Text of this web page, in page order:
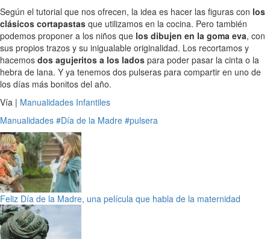
Según el tutorial que nos ofrecen, la idea es hacer las figuras con los
clásicos cortapastas que utilizamos en la cocina. Pero también
podemos proponer a los niños que los dibujen en la goma eva, con
sus propios trazos y su inigualable originalidad. Los recortamos y
hacemos dos agujeritos a los lados para poder pasar la cinta o la
hebra de lana. Y ya tenemos dos pulseras para compartir en uno de
los días más bonitos del año.
Vía | Manualidades Infantiles
Manualidades #Día de la Madre #pulsera
Feliz Día de la Madre, una película que habla de la maternidad